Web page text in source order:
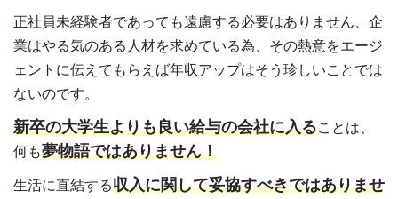
正社員未経験者であっても遠慮する必要はありません、企
業はやる気のある人材を求めている為、その熱意をエージ
ェントに伝えてもらえば年収アップはそう珍しいことでは
ないのです。
新卒の大学生よりも良い給与の会社に入ることは、
何も夢物語ではありません！
生活に直結する収入に関して妥協すべきではありませ